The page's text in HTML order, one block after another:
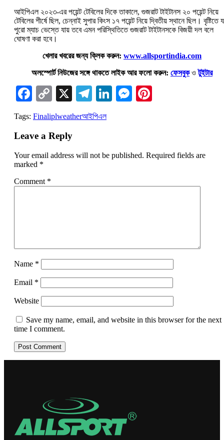
আইপিএল ২০২৩-এর পয়েন্ট টেবিলের দিকে তাকালে, গুজরাট টাইটানস ২০ পয়েন্ট নিয়ে
টেবিলের শীর্ষে ছিল, চেন্নাই সুপার কিংস ১৭ পয়েন্ট নিয়ে দ্বিতীয় স্থানে ছিল। বৃষ্টিতে
পুরো ম্যাচ ভেস্তে যায় তবে এমন পরিস্থিতিতে গুজরাট টাইটানসকে বিজয়ী দল বলে
ঘোষণা করা হবে।
খেলার খবরের জন্য ক্লিক করুন: www.allsportindia.com
অলস্পোর্ট নিউজের সঙ্গে থাকতে লাইক আর ফলো করুন: ফেসবুকওটুইটার
Facebook
Copy
Link
X Telegram
LinkedIn
Messenger
Tags: Finaliplweatherআইপিএল
Leave a Reply
Your email address will not be published. Required fields are
marked *
Comment *
Name *
Email *
Website
Save my name, email, and website in this browser for the next
time I comment.